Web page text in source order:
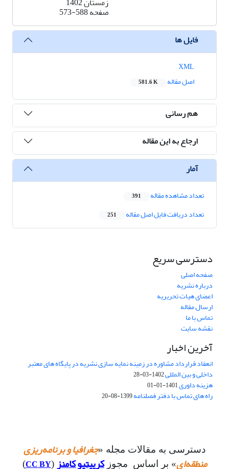
صفحه573-588
فایل ها
اصل مقاله
581.6 K
هم رسانی
ارجاع به این مقاله
آمار
تعداد مشاهده مقاله 391
تعداد دریافت فایل اصل مقاله 251
دسترسی سریع
صفحه اصلی
درباره نشریه
اعضای هیات تحریریه
ارسال مقاله
تماس با ما
نقشه سایت
آخرین اخبار
انعقاد قرارداد مشاوره در زمینه نمایه سازی نشریه در پایگاه های معتبر
داخلی و بین المللی1402-03-28
هزینه داوری1401-01-01
راه های تماس با دفتر فصلنامه1399-08-20
دسترسی به مقالات مجله «جغرافیا و برنامه‌ریزی
منطقه‌ای» بر اساس مجوزکرییتیو کامنز (
CC BY
)